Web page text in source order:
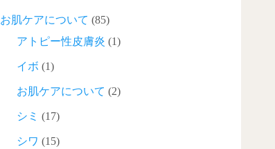
お肌ケアについて (85)
アトピー性皮膚炎 (1)
イボ (1)
お肌ケアについて (2)
シミ (17)
シワ (15)